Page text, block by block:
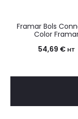
Framar Bols
Color
54,69 € HT